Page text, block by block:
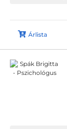
Árlista